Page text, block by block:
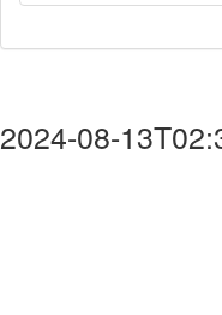
2024-08-